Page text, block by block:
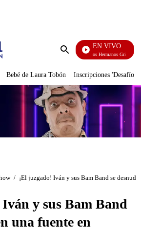
Enviar
EN VIVO
Cuentos De Los Hermanos Grimm
Bebé de Laura Tobón Inscripciones 'Desafío'
/ ¡El juzgado! Iván y sus Bam Band se
y sus Bam Band
una fuente en